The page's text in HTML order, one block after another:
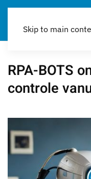
Skip to main
RPA-BOTS
controle